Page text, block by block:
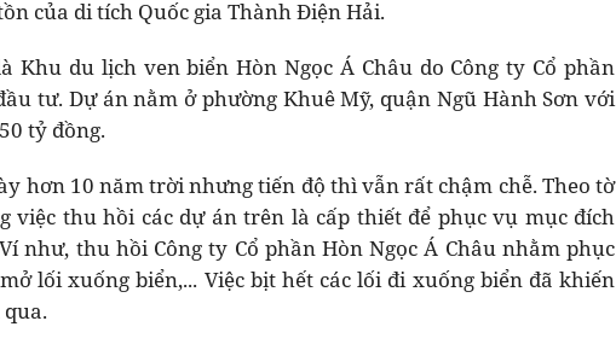
của di tích Quốc gia Thành Điện Hải.
Khu du lịch ven biển Hòn Ngọc Á Châu do Công ty Cổ phần
tư. Dự án nằm ở phường Khuê Mỹ, quận Ngũ Hành Sơn với
tỷ đồng.
hơn 10 năm trời nhưng tiến độ thì vẫn rất chậm chễ. Theo tờ
việc thu hồi các dự án trên là cấp thiết để phục vụ mục đích
như, thu hồi Công ty Cổ phần Hòn Ngọc Á Châu nhằm phục
lối xuống biển,... Việc bịt hết các lối đi xuống biển đã khiến